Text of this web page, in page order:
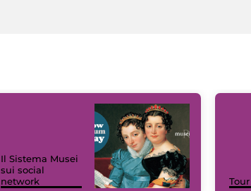
Il Sistema Musei
sui social
network